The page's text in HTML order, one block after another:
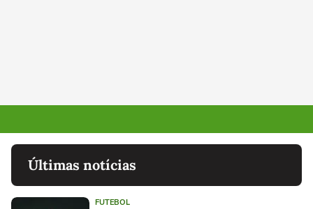
Últimas notícias
FUTEBOL